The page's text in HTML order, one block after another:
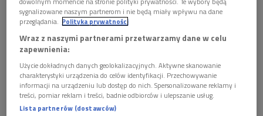
AUDIO
 24'43
Matysiakowie 16 lipca godz. 13:14
sygnalizowane naszym partnerom i nie będą miały wpływu na dane
przeglądania.
Polityka prywatności
Wraz z naszymi partnerami przetwarzamy dane w celu
zapewnienia:
Użycie dokładnych danych geolokalizacyjnych. Aktywne skanowanie
charakterystyki urządzenia do celów identyfikacji. Przechowywanie
informacji na urządzeniu lub dostęp do nich. Spersonalizowane reklamy i
treści, pomiar reklam i treści, badnie odbiorców i ulepszanie usług.
Lista partnerów (dostawców)